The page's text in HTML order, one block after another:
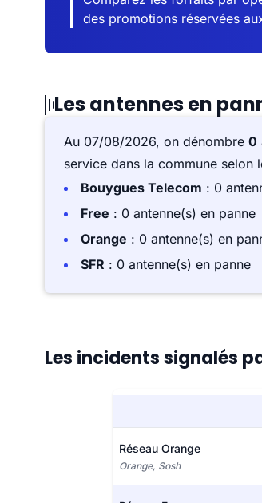
des promotions réservées
Les antennes en
Au 07/08/2026, on dénombre 0
service dans la commune selon
Bouygues Telecom : 0
Free : 0 antenne(s) en panne
Orange : 0 antenne(s) en
SFR : 0 antenne(s) en panne
Les incidents signalés
Réseau Orange
Orange, Sosh